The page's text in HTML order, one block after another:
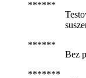
Bez